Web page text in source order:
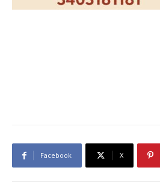
Facebook X